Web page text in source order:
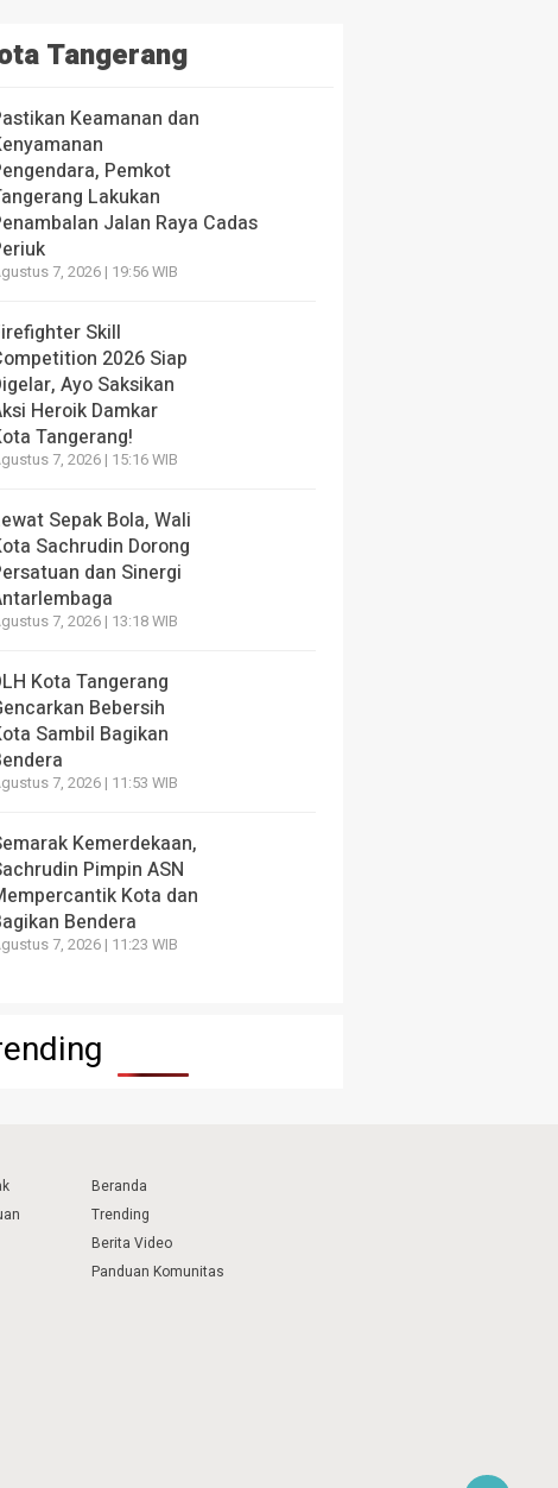
Tangerang
Keamanan dan
Pemkot
Lakukan
Jalan Raya Cadas
7, 2026 | 19:56 WIB
Skill
2026 Siap
Ayo Saksikan
Heroik Damkar
Tangerang!
7, 2026 | 15:16 WIB
Sepak Bola, Wali
Sachrudin Dorong
dan Sinergi
7, 2026 | 13:18 WIB
Kota Tangerang
Bebersih
Sambil Bagikan
7, 2026 | 11:53 WIB
Kemerdekaan,
Pimpin ASN
Kota dan
Bendera
7, 2026 | 11:23 WIB
Beranda
Trending
Berita Video
Panduan Komunitas